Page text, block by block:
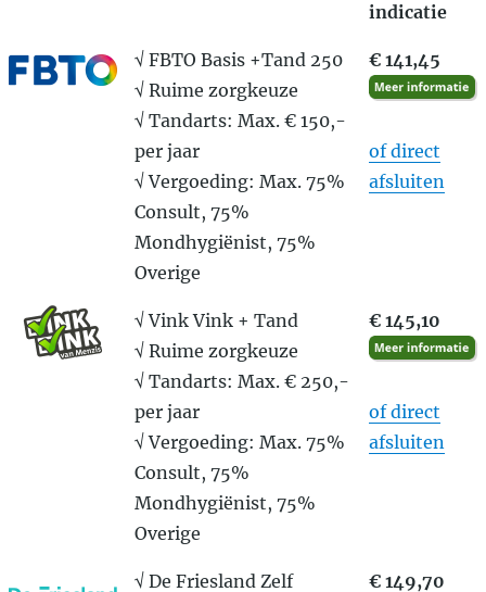
indicatie
√ FBTO Basis +Tand 250
√ Ruime zorgkeuze
√ Tandarts: Max. € 150,-
per jaar
√ Vergoeding: Max. 75%
Consult, 75%
Mondhygiënist, 75%
Overige
€ 141,45
of direct
afsluiten
√ Vink Vink + Tand
√ Ruime zorgkeuze
√ Tandarts: Max. € 250,-
per jaar
√ Vergoeding: Max. 75%
Consult, 75%
Mondhygiënist, 75%
Overige
€ 145,10
of direct
afsluiten
√ De Friesland Zelf
€ 149,70